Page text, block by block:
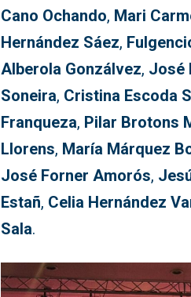
Cano Ochando, Mari
Hernández Sáez,
Alberola Gonzálvez, José
Soneira, Cristina Escoda
Franqueza, Pilar Brotons
Llorens, María Márquez
José Forner Amorós,
Estañ, Celia Hernández
Sala.